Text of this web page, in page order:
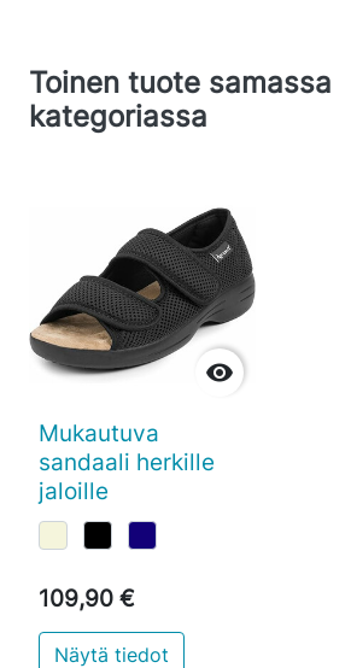
Toinen tuote samassa
kategoriassa

Mukautuva
sandaali herkille
jaloille
109,90 €
Näytä tiedot